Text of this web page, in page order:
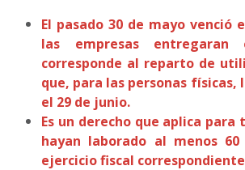
El pasado 30 de mayo venció
las empresas
corresponde al reparto de
que, para las personas
el 29 de junio.
Es un derecho que aplica para
hayan laborado al menos
ejercicio fiscal